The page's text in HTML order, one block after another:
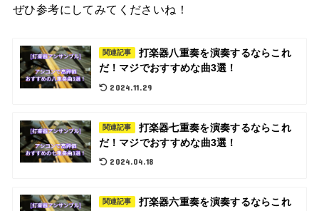
ぜひ参考にしてみてくださいね！
関連記事
打楽器八重奏を演奏するならこれ
だ！マジでおすすめな曲3選！
2024.11.29
関連記事
打楽器七重奏を演奏するならこれ
だ！マジでおすすめな曲3選！
2024.04.18
関連記事
打楽器六重奏を演奏するならこれ